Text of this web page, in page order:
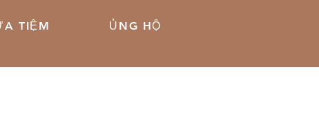
TIỆM ỦNG HỘ